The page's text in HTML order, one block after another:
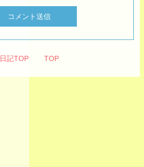
コメント送信
日記TOP TOP